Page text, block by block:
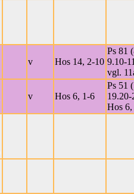
v Hos 14, 2-10
Ps 81
9.10-
vgl.
v Hos 6, 1-6
Ps 51
Hos 6,